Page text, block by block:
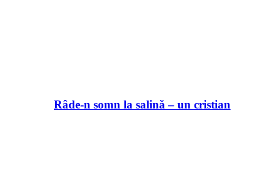
Râde-n somn la salină – un cristian